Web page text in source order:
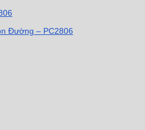
Đường – PC2806